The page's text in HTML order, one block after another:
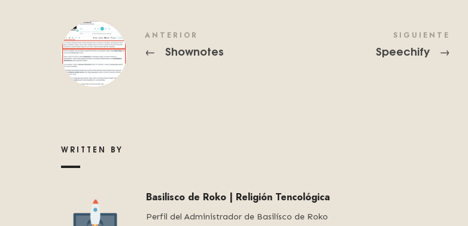
ANTERIOR
← Shownotes
SIGUIENTE
Speechify →
WRITTEN BY
Basilisco de Roko | Religión Tencológica
Perfil del Administrador de Basilísco de Roko